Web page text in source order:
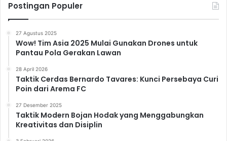
Postingan Populer
27 Agustus 2025
Wow! Tim Asia 2025 Mulai Gunakan Drones untuk
Pantau Pola Gerakan Lawan
28 April 2026
Taktik Cerdas Bernardo Tavares: Kunci Persebaya Curi
Poin dari Arema FC
27 Desember 2025
Taktik Modern Bojan Hodak yang Menggabungkan
Kreativitas dan Disiplin